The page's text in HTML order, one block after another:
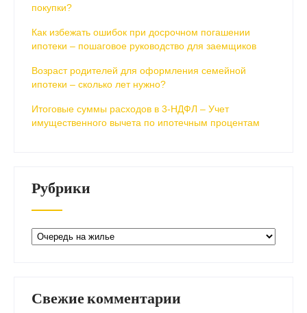
покупки?
Как избежать ошибок при досрочном погашении
ипотеки – пошаговое руководство для заемщиков
Возраст родителей для оформления семейной
ипотеки – сколько лет нужно?
Итоговые суммы расходов в 3-НДФЛ – Учет
имущественного вычета по ипотечным процентам
Рубрики
Рубрики
Свежие комментарии